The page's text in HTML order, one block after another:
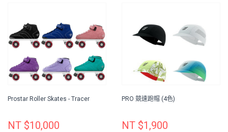
Prostar Roller Skates - Tracer
NT $10,000
PRO 競速跑帽 (4色)
NT $1,900